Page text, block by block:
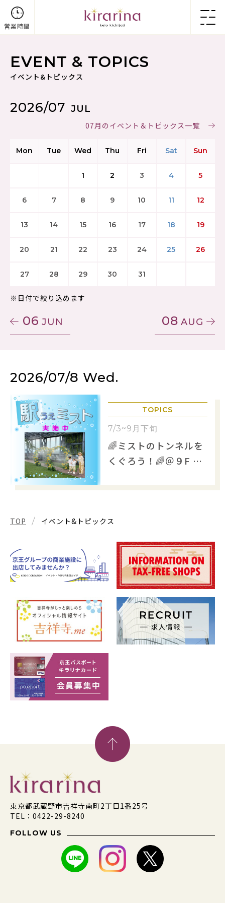
営業時間
EVENT & TOPICS
イベント&トピックス
06 JUN
2026/07 JUL
07月のイベント＆トピックス一覧
Mon Tue Wed Thu Fri Sat Sun
1 2 3 4 5
6 7 8 9 10 11 12
13 14 15 16 17 18 19
20 21 22 23 24 25 26
27 28 29 30 31
※日付で絞り込めます
08 AUG
2026/07/8 Wed.
TOPICS
7/3~9月下旬
🌈ミストのトンネルを
くぐろう！🌈＠９F キ
TOP イベント&トピックス
東京都武蔵野市吉祥寺南町2丁目1番25号
TEL：0422-29-8240
FOLLOW US